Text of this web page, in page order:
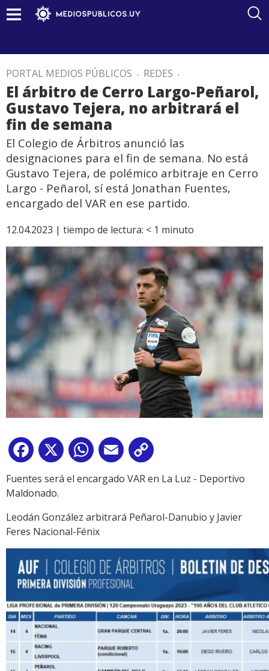
PORTAL MEDIOS PÚBLICOS . REDES .
El árbitro de Cerro Largo-Peñarol,
Gustavo Tejera, no arbitrará el
fin de semana
El Colegio de Árbitros anunció las
designaciones para el fin de semana. No está
Gustavo Tejera, de polémico arbitraje en Cerro
Largo - Peñarol, sí está Jonathan Fuentes,
encargado del VAR en ese partido.
12.04.2023 | tiempo de lectura: < 1 minuto
Facebook
X WhatsApp
Email
Link
Fuentes será el encargado VAR en La Luz - Deportivo
Maldonado.
Leodán González arbitrará Peñarol-Danubio y Javier
Feres Nacional-Fénix